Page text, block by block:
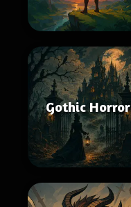
Gothic Horror